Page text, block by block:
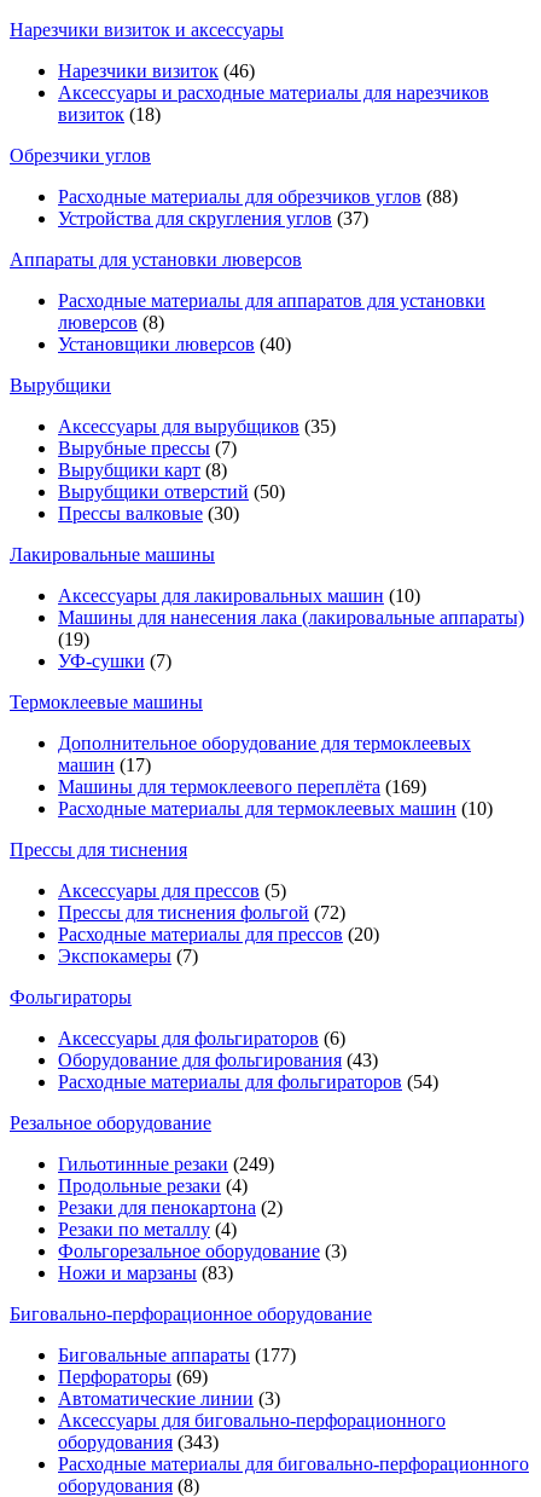
Нарезчики визиток и аксессуары
Нарезчики визиток (46)
Аксессуары и расходные материалы для нарезчиков
визиток (18)
Обрезчики углов
Расходные материалы для обрезчиков углов (88)
Устройства для скругления углов (37)
Аппараты для установки люверсов
Расходные материалы для аппаратов для установки
люверсов (8)
Установщики люверсов (40)
Вырубщики
Аксессуары для вырубщиков (35)
Вырубные прессы (7)
Вырубщики карт (8)
Вырубщики отверстий (50)
Прессы валковые (30)
Лакировальные машины
Аксессуары для лакировальных машин (10)
Машины для нанесения лака (лакировальные аппараты)
(19)
УФ-сушки (7)
Термоклеевые машины
Дополнительное оборудование для термоклеевых
машин (17)
Машины для термоклеевого переплёта (169)
Расходные материалы для термоклеевых машин (10)
Прессы для тиснения
Аксессуары для прессов (5)
Прессы для тиснения фольгой (72)
Расходные материалы для прессов (20)
Экспокамеры (7)
Фольгираторы
Аксессуары для фольгираторов (6)
Оборудование для фольгирования (43)
Расходные материалы для фольгираторов (54)
Резальное оборудование
Гильотинные резаки (249)
Продольные резаки (4)
Резаки для пенокартона (2)
Резаки по металлу (4)
Фольгорезальное оборудование (3)
Ножи и марзаны (83)
Биговально-перфорационное оборудование
Биговальные аппараты (177)
Перфораторы (69)
Автоматические линии (3)
Аксессуары для биговально-перфорационного
оборудования (343)
Расходные материалы для биговально-перфорационного
оборудования (8)